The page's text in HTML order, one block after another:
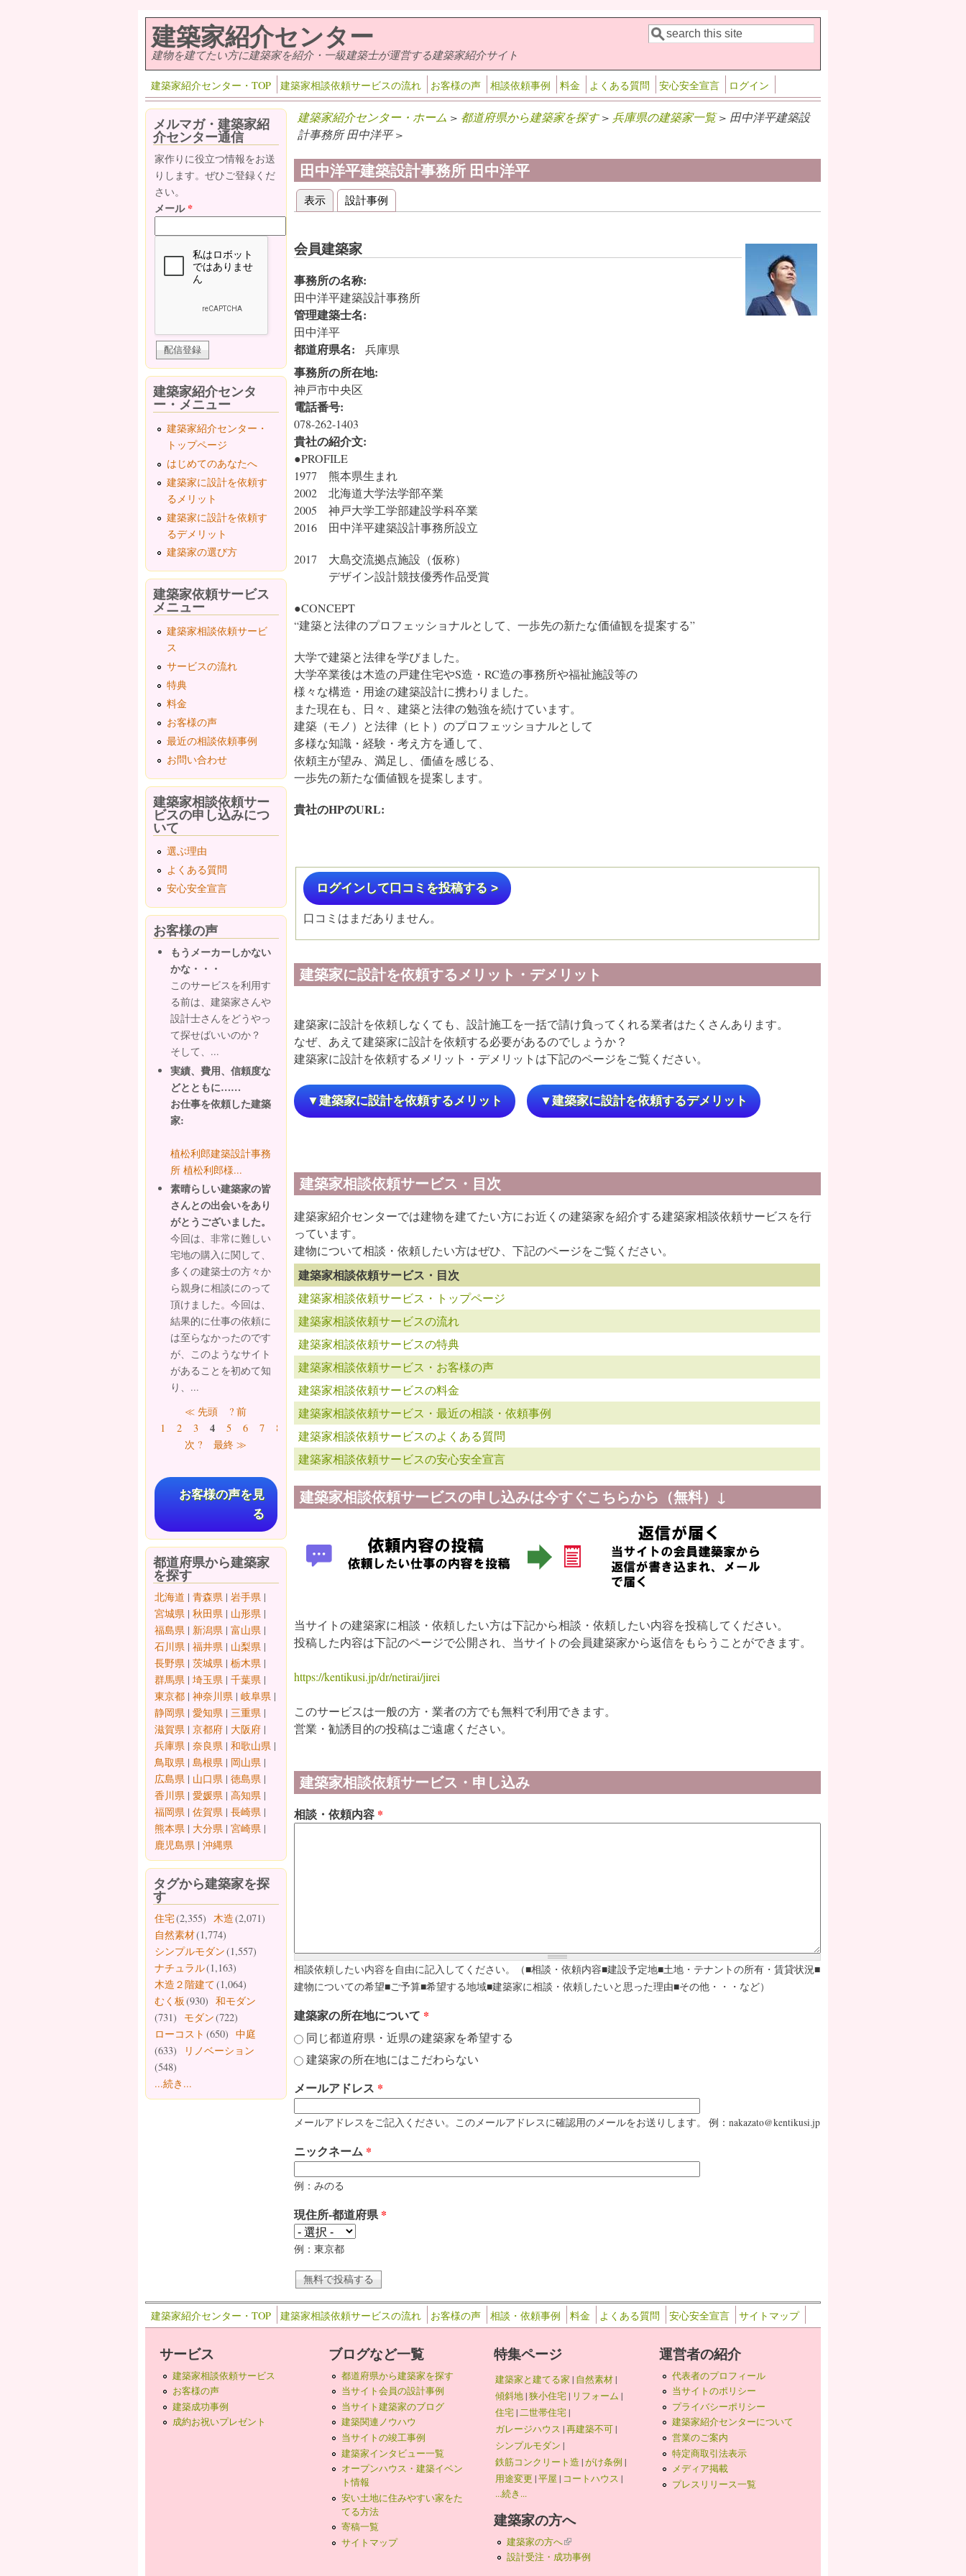
建築家紹介センター
建物を建てたい方に建築家を紹介・一級建築士が運営する建築家紹介サイト 検索フォーム
検索
建築家紹介センター・TOP 建築家相談依頼サービスの流れ お客様の声 相談依頼事例 料金 よくある質問 安心安全宣言 ログイン
建築家紹介センター・ホーム > 都道府県から建築家を探す> 兵庫県の建築家一覧> 田中洋平建築設
計事務所 田中洋平 >
田中洋平建築設計事務所 田中洋平
プライマリータブ
表示(アクティブなタブ)
設計事例
会員建築家
事務所の名称:
田中洋平建築設計事務所
管理建築士名:
田中洋平
都道府県名: 兵庫県
事務所の所在地:
神戸市中央区
電話番号:
078-262-1403
貴社の紹介文:
●PROFILE
1977 熊本県生まれ
2002 北海道大学法学部卒業
2005 神戸大学工学部建設学科卒業
2016 田中洋平建築設計事務所設立
2017 大島交流拠点施設（仮称）
デザイン設計競技優秀作品受賞
●CONCEPT
“建築と法律のプロフェッショナルとして、一歩先の新たな価値観を提案する”
大学で建築と法律を学びました。
大学卒業後は木造の戸建住宅やS造・RC造の事務所や福祉施設等の
様々な構造・用途の建築設計に携わりました。
また現在も、日々、建築と法律の勉強を続けています。
建築（モノ）と法律（ヒト）のプロフェッショナルとして
多様な知識・経験・考え方を通して、
依頼主が望み、満足し、価値を感じる、
一歩先の新たな価値観を提案します。
貴社のHPのURL:
ログインして口コミを投稿する >
口コミはまだありません。
建築家に設計を依頼するメリット・デメリット
建築家に設計を依頼しなくても、設計施工を一括で請け負ってくれる業者はたくさんあります。
なぜ、あえて建築家に設計を依頼する必要があるのでしょうか？
建築家に設計を依頼するメリット・デメリットは下記のページをご覧ください。
▼建築家に設計を依頼するメリット ▼建築家に設計を依頼するデメリット
建築家相談依頼サービス・目次
建築家紹介センターでは建物を建てたい方にお近くの建築家を紹介する建築家相談依頼サービスを行
っています。
建物について相談・依頼したい方はぜひ、下記のページをご覧ください。
建築家相談依頼サービス・目次
建築家相談依頼サービス・トップページ
建築家相談依頼サービスの流れ
建築家相談依頼サービスの特典
建築家相談依頼サービス・お客様の声
建築家相談依頼サービスの料金
建築家相談依頼サービス・最近の相談・依頼事例
建築家相談依頼サービスのよくある質問
建築家相談依頼サービスの安心安全宣言
建築家相談依頼サービスの申し込みは今すぐこちらから（無料）↓
当サイトの建築家に相談・依頼したい方は下記から相談・依頼したい内容を投稿してください。
投稿した内容は下記のページで公開され、当サイトの会員建築家から返信をもらうことができます。
https://kentikusi.jp/dr/netirai/jirei
このサービスは一般の方・業者の方でも無料で利用できます。
営業・勧誘目的の投稿はご遠慮ください。
建築家相談依頼サービス・申し込み
相談・依頼内容 *
相談依頼したい内容を自由に記入してください。（■相談・依頼内容■建設予定地■土地・テナントの所有・賃貸状況■
建物についての希望■ご予算■希望する地域■建築家に相談・依頼したいと思った理由■その他・・・など）
建築家の所在地について *
同じ都道府県・近県の建築家を希望する
建築家の所在地にはこだわらない
メールアドレス *
メールアドレスをご記入ください。このメールアドレスに確認用のメールをお送りします。 例：nakazato@kentikusi.jp
ニックネーム *
例：みのる
現住所-都道府県*
例：東京都
メルマガ・建築家紹
介センター通信
家作りに役立つ情報をお送
りします。ぜひご登録くだ
さい。
メール*
建築家紹介センタ
ー・メニュー
建築家紹介センター・
トップページ
はじめてのあなたへ
建築家に設計を依頼す
るメリット
建築家に設計を依頼す
るデメリット
建築家の選び方
建築家依頼サービス
メニュー
建築家相談依頼サービ
ス
サービスの流れ
特典
料金
お客様の声
最近の相談依頼事例
お問い合わせ
建築家相談依頼サー
ビスの申し込みにつ
いて
選ぶ理由
よくある質問
安心安全宣言
お客様の声
もうメーカーしかない
かな・・・
このサービスを利用す
る前は、建築家さんや
設計士さんをどうやっ
て探せばいいのか？
そして、...
実績、費用、信頼度な
どとともに……
お仕事を依頼した建築
家:
植松利郎建築設計事務
所 植松利郎様...
素晴らしい建築家の皆
さんとの出会いをあり
がとうございました。
今回は、非常に難しい
宅地の購入に関して、
多くの建築士の方々か
ら親身に相談にのって
頂けました。今回は、
結果的に仕事の依頼に
は至らなかったのです
が、このようなサイト
があることを初めて知
り、...
ページ≪ 先頭
? 前
1
2 3 4 5 6 7 8 9 …
次 ?
最終 ≫
お客様の声を見
る
都道府県から建築家
を探す
北海道 | 青森県 | 岩手県 |
宮城県 | 秋田県 | 山形県 |
福島県 | 新潟県 | 富山県 |
石川県 | 福井県 | 山梨県 |
長野県 | 茨城県 | 栃木県 |
群馬県 | 埼玉県 | 千葉県 |
東京都 | 神奈川県 | 岐阜県 |
静岡県 | 愛知県 | 三重県 |
滋賀県 | 京都府 | 大阪府 |
兵庫県 | 奈良県 | 和歌山県 |
鳥取県 | 島根県 | 岡山県 |
広島県 | 山口県 | 徳島県 |
香川県 | 愛媛県 | 高知県 |
福岡県 | 佐賀県 | 長崎県 |
熊本県 | 大分県 | 宮崎県 |
鹿児島県 | 沖縄県
タグから建築家を探
す
住宅(2,355) 木造(2,071)
自然素材(1,774)
シンプルモダン(1,557)
ナチュラル(1,163)
木造２階建て(1,064)
むく板 (930) 和モダン
(731)
モダン(722)
ローコスト (650) 中庭
(633)
リノベーション
(548)
...続き...
建築家紹介センター・TOP 建築家相談依頼サービスの流れ お客様の声 相談・依頼事例 料金 よくある質問 安心安全宣言 サイトマップ
サービス
建築家相談依頼サービス
お客様の声
建築成功事例
成約お祝いプレゼント
ブログなど一覧
都道府県から建築家を探す
当サイト会員の設計事例
当サイト建築家のブログ
建築関連ノウハウ
当サイトの竣工事例
建築家インタビュー一覧
オープンハウス・建築イベン
ト情報
安い土地に住みやすい家をた
てる方法
寄稿一覧
サイトマップ
特集ページ
建築家と建てる家 | 自然素材|
傾斜地|狭小住宅| リフォーム |
住宅|二世帯住宅|
ガレージハウス |再建築不可|
シンプルモダン |
鉄筋コンクリート造 |がけ条例 |
用途変更 |平屋 | コートハウス |
...続き...
建築家の方へ
建築家の方へ(link is external)
設計受注・成功事例
運営者の紹介
代表者のプロフィール
当サイトのポリシー
プライバシーポリシー
建築家紹介センターについて
営業のご案内
特定商取引法表示
メディア掲載
プレスリリース一覧